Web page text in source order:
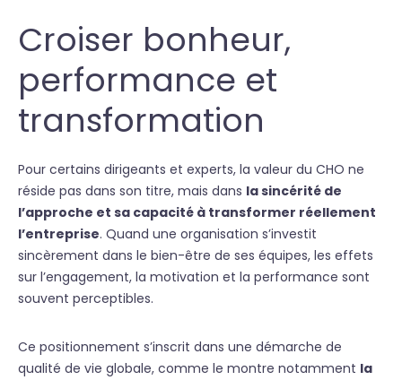
Croiser bonheur,
performance et
transformation
Pour certains dirigeants et experts, la valeur du CHO ne
réside pas dans son titre, mais dans la sincérité de
l’approche et sa capacité à transformer réellement
l’entreprise. Quand une organisation s’investit
sincèrement dans le bien-être de ses équipes, les effets
sur l’engagement, la motivation et la performance sont
souvent perceptibles.
Ce positionnement s’inscrit dans une démarche de
qualité de vie globale, comme le montre notamment la